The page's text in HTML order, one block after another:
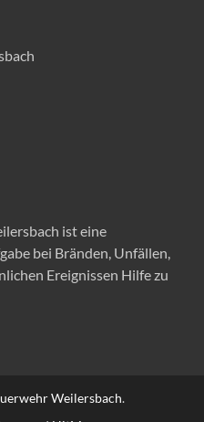
ist eine
bei Bränden, Unfällen,
Ereignissen Hilfe zu
Weilersbach.